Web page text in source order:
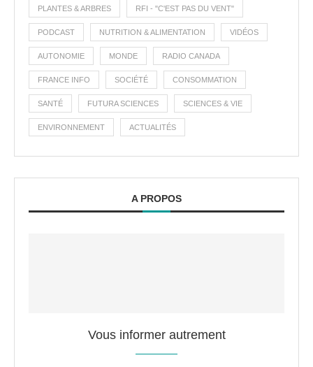
PLANTES & ARBRES RFI - "C'EST PAS DU VENT"
PODCAST NUTRITION & ALIMENTATION VIDÉOS
AUTONOMIE MONDE RADIO CANADA
FRANCE INFO SOCIÉTÉ CONSOMMATION
SANTÉ FUTURA SCIENCES SCIENCES & VIE
ENVIRONNEMENT ACTUALITÉS
A PROPOS
Vous informer autrement